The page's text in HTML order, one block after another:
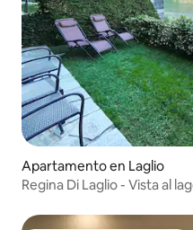
Apartamento en Laglio
Regina Di Laglio - Vista al